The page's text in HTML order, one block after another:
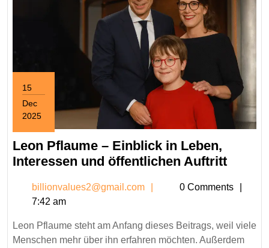
15
Dec
2025
December
2025
Leon Pflaume – Einblick in Leben,
Interessen und öffentlichen AuftrittLeon
–
in
Leben,
billionvalues2@gmail.com
0 Comments
7:42 am
Leon Pflaume steht am Anfang dieses Beitrags, weil viele
Menschen mehr über ihn erfahren möchten. Außerdem